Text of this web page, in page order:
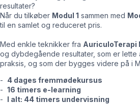
resultater?
Når du tilkøber Modul 1 sammen med
til en samlet og reduceret pris.
Med enkle teknikker fra AuriculoTerapi
og dybdegående resultater, som er lette
praksis, og som der bygges videre på i
- 4 dages fremmødekursus
- 16 timers e-learning
- I alt: 44 timers undervisning